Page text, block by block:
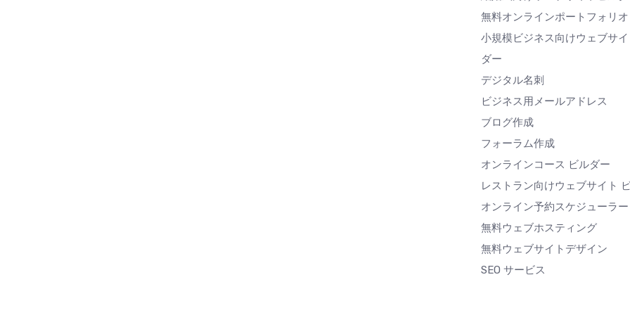
無料オンラインポートフォリオ
小規模ビジネス向けウェブサ
ダー
デジタル名刺
ビジネス用メールアドレス
ブログ作成
フォーラム作成
オンラインコース ビルダー
レストラン向けウェブサイト
オンライン予約スケジューラー
無料ウェブホスティング
無料ウェブサイトデザイン
SEO サービス